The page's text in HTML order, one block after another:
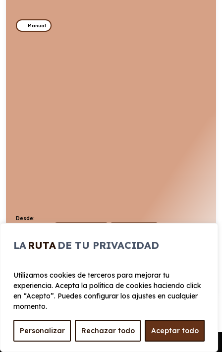
LA RUTA DE TU PRIVACIDAD
Utilizamos cookies de terceros para mejorar tu
experiencia. Acepta la política de cookies haciendo click
en “Acepto”. Puedes configurar los ajustes en cualquier
momento.
Personalizar Rechazar todo Aceptar todo
Manual
Desde:
431€
VER PRODUCTO
Ventajas de un renting de
Pedir Presupuesto